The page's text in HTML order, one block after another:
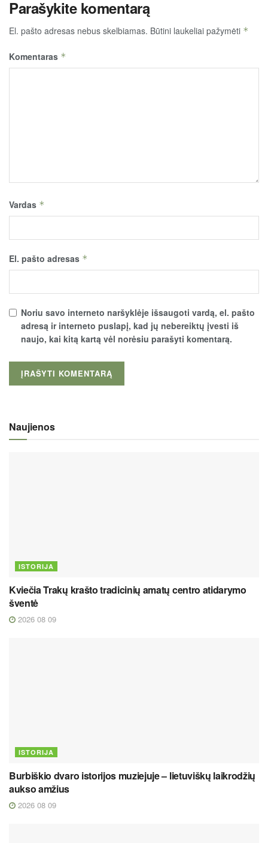
Parašykite komentarą
El. pašto adresas nebus skelbiamas. Būtini laukeliai pažymėti *
Komentaras *
Vardas *
El. pašto adresas *
Noriu savo interneto naršyklėje išsaugoti vardą, el. pašto
adresą ir interneto puslapį, kad jų nebereiktų įvesti iš
naujo, kai kitą kartą vėl norėsiu parašyti komentarą.
Naujienos
ISTORIJA
Kviečia Trakų krašto tradicinių amatų centro atidarymo
šventė
2026 08 09
ISTORIJA
Burbiškio dvaro istorijos muziejuje – lietuviškų laikrodžių
aukso amžius
2026 08 09